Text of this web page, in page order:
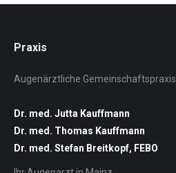
Praxis
Augenärztliche Gemeinschaftspraxis
Dr. med. Jutta Kauffmann
Dr. med. Thomas Kauffmann
Dr. med. Stefan Breitkopf, FEBO